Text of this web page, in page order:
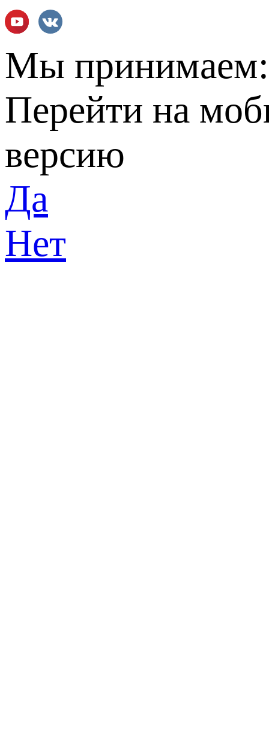
Мы
Перейти на
версию
Да
Нет